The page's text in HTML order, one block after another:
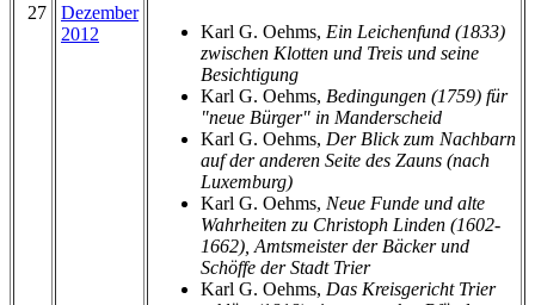
27
Dezember
2012
Karl G. Oehms, Ein Leichenfund (1833)
zwischen Klotten und Treis und seine
Besichtigung
Karl G. Oehms, Bedingungen (1759) für
"neue Bürger" in Manderscheid
Karl G. Oehms, Der Blick zum Nachbarn
auf der anderen Seite des Zauns (nach
Luxemburg)
Karl G. Oehms, Neue Funde und alte
Wahrheiten zu Christoph Linden (1602-
1662), Amtsmeister der Bäcker und
Schöffe der Stadt Trier
Karl G. Oehms, Das Kreisgericht Trier